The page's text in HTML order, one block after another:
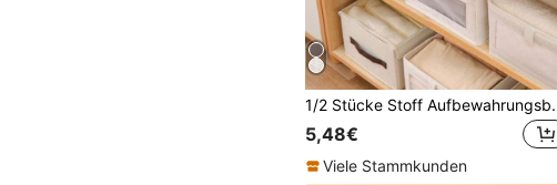
1/2 Stücke Stoff Aufbewahrungsbox mit transparentem Fenster aus Leinen, Kleiderschrank Organizer Schlafzimmer,
5,48€
Viele Stammkunden